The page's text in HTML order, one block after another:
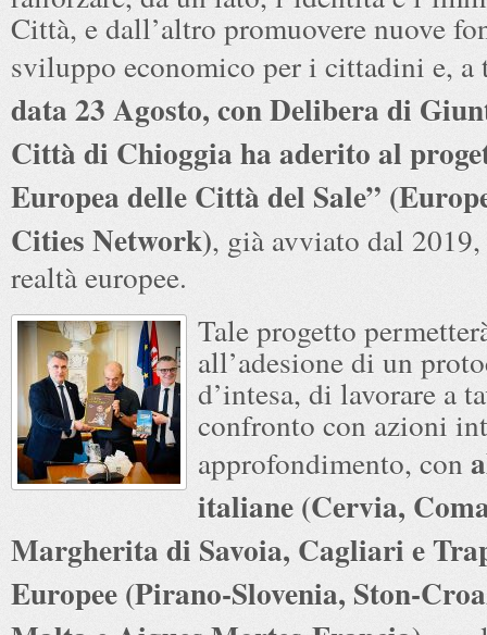
Città, e dall’altro promuovere nuove
sviluppo economico per i cittadini e, a
data 23 Agosto, con Delibera di
Città di Chioggia ha aderito al
Europea delle Città del Sale”
Cities Network), già avviato dal
realtà europee.
Tale progetto
all’adesione di un
d’intesa, di lavorare a
confronto con azioni
approfondimento, con
italiane (Cervia,
Margherita di Savoia, Cagliari e
Europee (Pirano-Slovenia, Ston-